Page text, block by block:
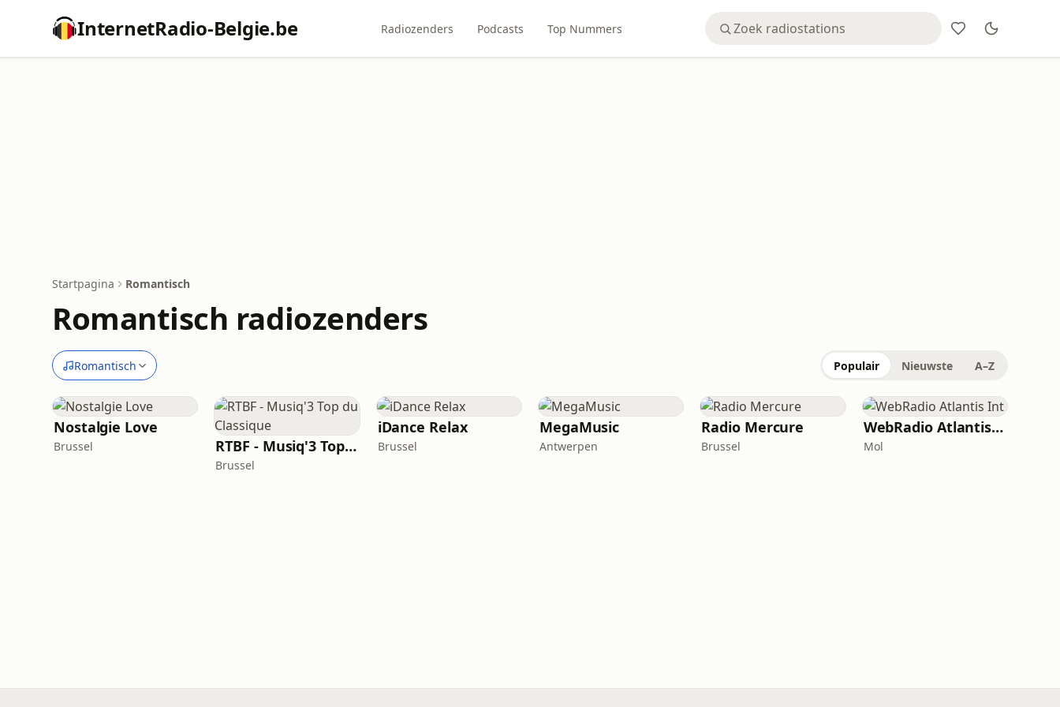
InternetRadio-Belgie.be Radiozenders Podcasts Top Nummers
Startpagina Romantisch
Romantisch radiozenders
Romantisch Populair Nieuwste A–Z
Nostalgie Love
Brussel RTBF - Musiq'3 Top du Classique
Brussel
iDance Relax
Brussel
MegaMusic
Antwerpen
Radio Mercure
Brussel
WebRadio Atlantis Int
Mol